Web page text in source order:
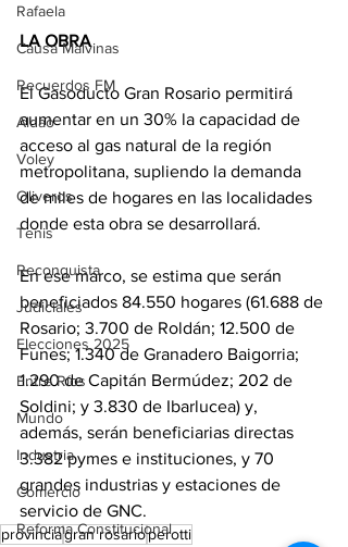
Rafaela
Causa Malvinas
Recuerdos FM
Aldao
Voley
Oliveros
Tenis
Reconquista
Judiciales
Elecciones 2025
Entre Ríos
Mundo
Industria
Comercio
Reforma Constitucional
LA OBRA
El Gasoducto Gran Rosario permitirá
aumentar en un 30% la capacidad de
acceso al gas natural de la región
metropolitana, supliendo la demanda
de miles de hogares en las localidades
donde esta obra se desarrollará.
En ese marco, se estima que serán
beneficiados 84.550 hogares (61.688 de
Rosario; 3.700 de Roldán; 12.500 de
Funes; 1.340 de Granadero Baigorria;
1.290 de Capitán Bermúdez; 202 de
Soldini; y 3.830 de Ibarlucea) y,
además, serán beneficiarias directas
3.382 pymes e instituciones, y 70
grandes industrias y estaciones de
servicio de GNC.
provinciagran rosarioperotti